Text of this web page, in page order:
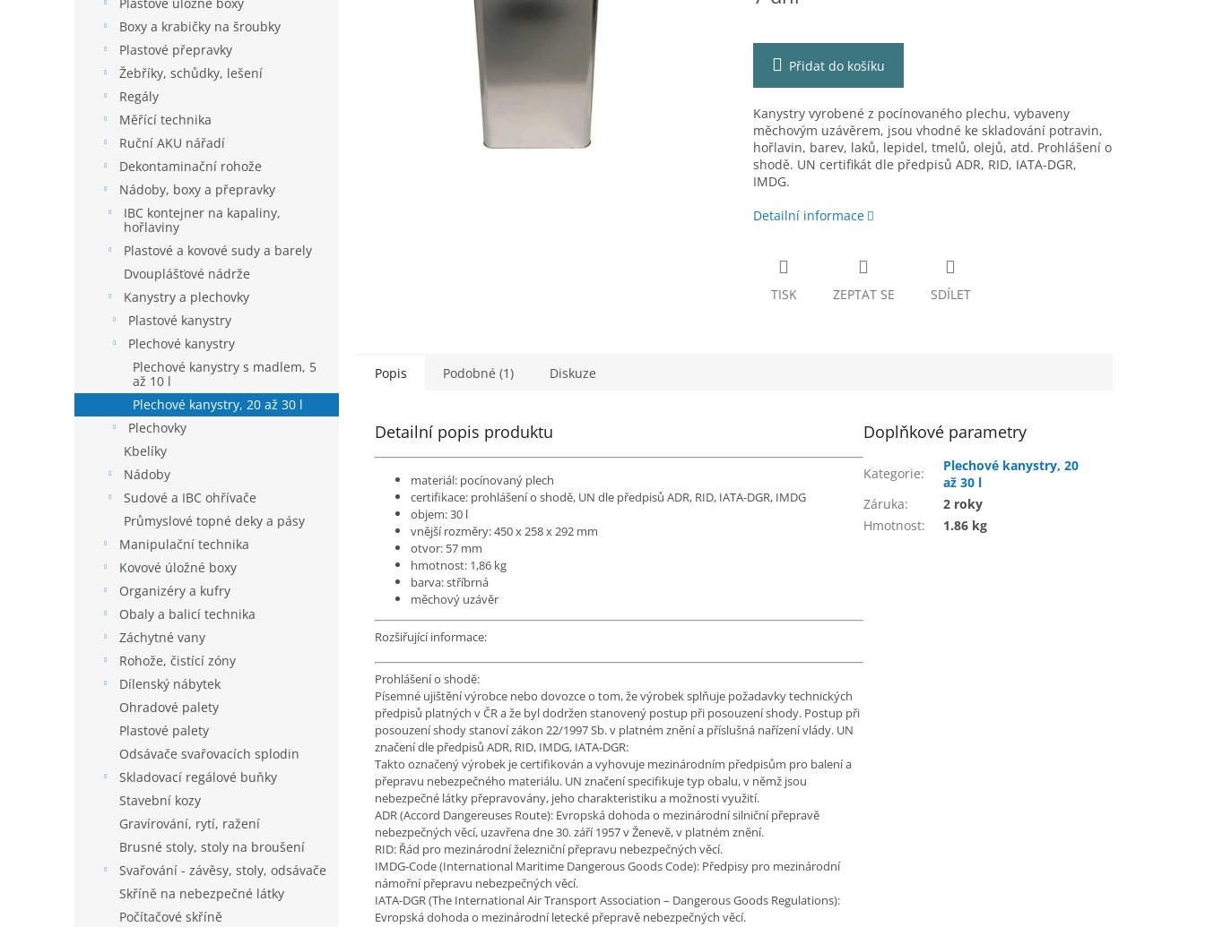
Boxy a krabičky na šroubky
Plastové přepravky
Žebříky, schůdky, lešení
Regály
Měřící technika
Ruční AKU nářadí
Dekontaminační rohože
Nádoby, boxy a přepravky
IBC kontejner na kapaliny,
hořlaviny
Plastové a kovové sudy a barely
Dvouplášťové nádrže
Kanystry a plechovky
Plastové kanystry
Plechové kanystry
Plechové kanystry s madlem, 5
až 10 l
Plechové kanystry, 20 až 30 l
Plechovky
Kbelíky
Nádoby
Sudové a IBC ohřívače
Průmyslové topné deky a pásy
Manipulační technika
Kovové úložné boxy
Organizéry a kufry
Obaly a balicí technika
Záchytné vany
Rohože, čistící zóny
Dílenský nábytek
Ohradové palety
Plastové palety
Odsávače svařovacích splodin
Skladovací regálové buňky
Stavební kozy
Gravírování, rytí, ražení
Brusné stoly, stoly na broušení
Svařování - závěsy, stoly, odsávače
Skříně na nebezpečné látky
Počítačové skříně
Přidat do košíku
Kanystry vyrobené z pocínovaného plechu, vybaveny
měchovým uzávěrem, jsou vhodné ke skladování potravin,
hořlavin, barev, laků, lepidel, tmelů, olejů, atd. Prohlášení o
shodě. UN certifikát dle předpisů ADR, RID, IATA-DGR,
IMDG.
Detailní informace
TISK ZEPTAT SE SDÍLET
Popis Podobné (1) Diskuze
Detailní popis produktu
materiál: pocínovaný plech
certifikace: prohlášení o shodě, UN dle předpisů ADR, RID, IATA-DGR, IMDG
objem: 30 l
vnější rozměry: 450 x 258 x 292 mm
otvor: 57 mm
hmotnost: 1,86 kg
barva: stříbrná
měchový uzávěr
Rozšiřující informace:
Prohlášení o shodě:
Písemné ujištění výrobce nebo dovozce o tom, že výrobek splňuje požadavky technických
předpisů platných v ČR a že byl dodržen stanovený postup při posouzení shody. Postup při
posouzení shody stanoví zákon 22/1997 Sb. v platném znění a příslušná nařízení vlády. UN
značení dle předpisů ADR, RID, IMDG, IATA-DGR:
Takto označený výrobek je certifikován a vyhovuje mezinárodním předpisům pro balení a
přepravu nebezpečného materiálu. UN značení specifikuje typ obalu, v němž jsou
nebezpečné látky přepravovány, jeho charakteristiku a možnosti využití.
ADR (Accord Dangereuses Route): Evropská dohoda o mezinárodní silniční přepravě
nebezpečných věcí, uzavřena dne 30. září 1957 v Ženevě, v platném znění.
RID: Řád pro mezinárodní železniční přepravu nebezpečných věcí.
IMDG-Code (International Maritime Dangerous Goods Code): Předpisy pro mezinárodní
námořní přepravu nebezpečných věcí.
IATA-DGR (The International Air Transport Association – Dangerous Goods Regulations):
Evropská dohoda o mezinárodní letecké přepravě nebezpečných věcí.
Doplňkové parametry
Kategorie:
Plechové kanystry, 20
až 30 l
Záruka:
2 roky
Hmotnost: 1.86 kg